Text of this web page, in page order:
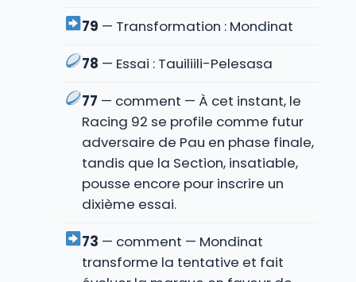
79 — Transformation : Mondinat
78 — Essai : Tauiliili-Pelesasa
77 — comment — À cet instant, le
Racing 92 se profile comme futur
adversaire de Pau en phase finale,
tandis que la Section, insatiable,
pousse encore pour inscrire un
dixième essai.
73 — comment — Mondinat
transforme la tentative et fait